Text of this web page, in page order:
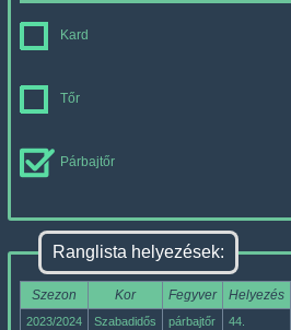
Kard
Tőr
Párbajtőr
Ranglista helyezések:
Szezon Kor Fegyver Helyezés
2023/2024 Szabadidős párbajtőr 44.